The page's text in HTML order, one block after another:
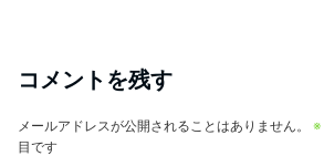
コメントを残す
メールアドレスが公開されることはありません。 ※
目です